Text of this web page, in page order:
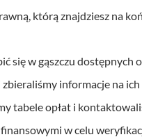
którą znajdziesz na
się w gąszczu dostępnych
informacje na
tabele opłat i
w celu